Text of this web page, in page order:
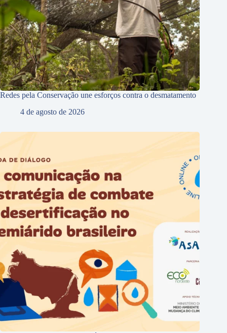
Redes pela Conservação une esforços contra o desmatamento
4 de agosto de 2026